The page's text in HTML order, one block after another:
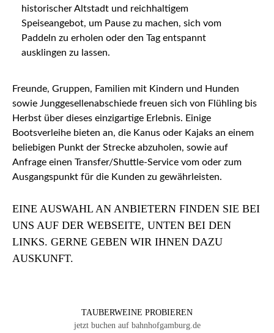
historischer Altstadt und reichhaltigem
Speiseangebot, um Pause zu machen, sich vom
Paddeln zu erholen oder den Tag entspannt
ausklingen zu lassen.
Freunde, Gruppen, Familien mit Kindern und Hunden
sowie Junggesellenabschiede freuen sich von Flühling bis
Herbst über dieses einzigartige Erlebnis. Einige
Bootsverleihe bieten an, die Kanus oder Kajaks an einem
beliebigen Punkt der Strecke abzuholen, sowie auf
Anfrage einen Transfer/Shuttle-Service vom oder zum
Ausgangspunkt für die Kunden zu gewährleisten.
EINE AUSWAHL AN ANBIETERN FINDEN SIE BEI
UNS AUF DER WEBSEITE, UNTEN BEI DEN
LINKS. GERNE GEBEN WIR IHNEN DAZU
AUSKUNFT.
TAUBERWEINE PROBIEREN
jetzt buchen auf bahnhofgamburg.de